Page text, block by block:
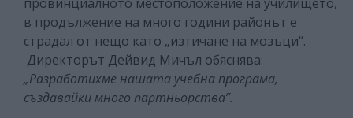
в продължение на много години районът е
страдал от нещо като „изтичане на мозъци“.
Директорът Дейвид Мичъл обяснява:
„Разработихме нашата учебна програма,
създавайки много партньорства”.